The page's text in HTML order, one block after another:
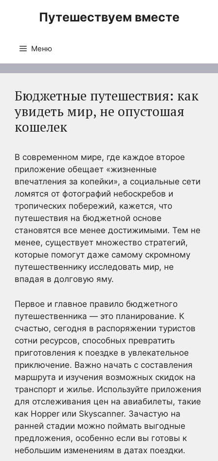
Путешествуем вместе
Меню
Бюджетные путешествия: как
увидеть мир, не опустошая
кошелек
В современном мире, где каждое второе
приложение обещает «жизненные
впечатления за копейки», а социальные сети
ломятся от фотографий небоскребов и
тропических побережий, кажется, что
путешествия на бюджетной основе
становятся все менее достижимыми. Тем не
менее, существует множество стратегий,
которые помогут даже самому скромному
путешественнику исследовать мир, не
впадая в долговую яму.
Первое и главное правило бюджетного
путешественника — это планирование. К
счастью, сегодня в распоряжении туристов
сотни ресурсов, способных превратить
приготовления к поездке в увлекательное
приключение. Важно начать с составления
маршрута и изучения возможных скидок на
транспорт и жилье. Используйте приложения
для отслеживания цен на авиабилеты, такие
как Hopper или Skyscanner. Зачастую на
ранней стадии можно поймать выгодные
предложения, особенно если вы готовы к
небольшим изменениям в датах поездки.